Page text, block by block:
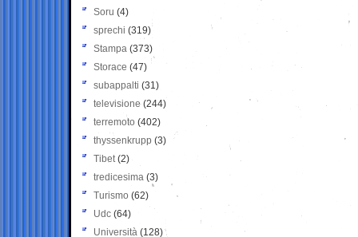
Soru (4)
sprechi (319)
Stampa (373)
Storace (47)
subappalti (31)
televisione(244)
terremoto (402)
thyssenkrupp (3)
Tibet(2)
tredicesima (3)
Turismo (62)
Udc (64)
Università (128)